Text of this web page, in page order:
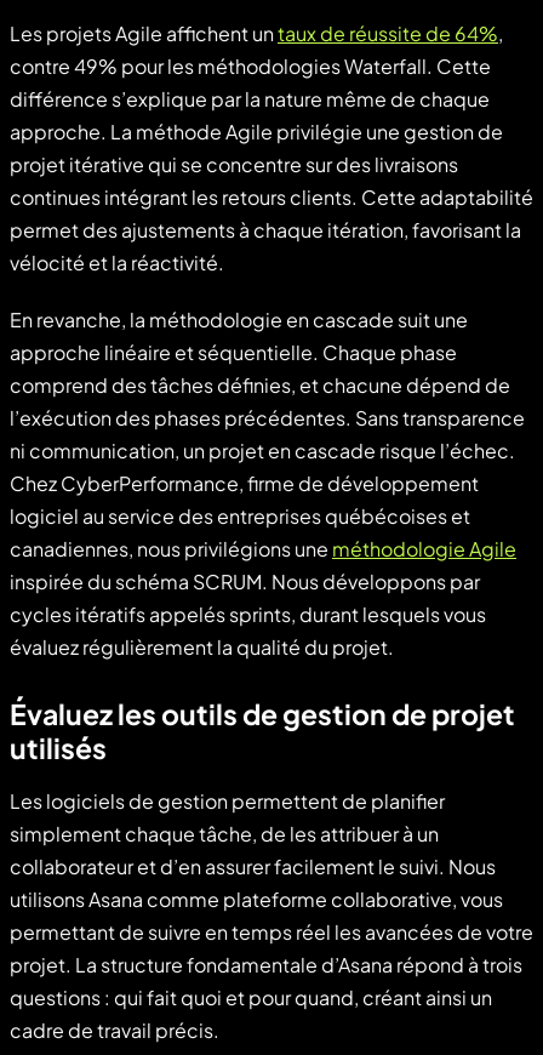
Les projets Agile affichent untaux de réussite de 64%,
contre 49% pour les méthodologies Waterfall. Cette
différence s’explique par la nature même de chaque
approche. La méthode Agile privilégie une gestion de
projet itérative qui se concentre sur des livraisons
continues intégrant les retours clients. Cette adaptabilité
permet des ajustements à chaque itération, favorisant la
vélocité et la réactivité.
En revanche, la méthodologie en cascade suit une
approche linéaire et séquentielle. Chaque phase
comprend des tâches définies, et chacune dépend de
l’exécution des phases précédentes. Sans transparence
ni communication, un projet en cascade risque l’échec.
Chez CyberPerformance, firme de développement
logiciel au service des entreprises québécoises et
canadiennes, nous privilégions une méthodologie Agile
inspirée du schéma SCRUM. Nous développons par
cycles itératifs appelés sprints, durant lesquels vous
évaluez régulièrement la qualité du projet.
Évaluez les outils de gestion de projet
utilisés
Les logiciels de gestion permettent de planifier
simplement chaque tâche, de les attribuer à un
collaborateur et d’en assurer facilement le suivi. Nous
utilisons Asana comme plateforme collaborative, vous
permettant de suivre en temps réel les avancées de votre
projet. La structure fondamentale d’Asana répond à trois
questions : qui fait quoi et pour quand, créant ainsi un
cadre de travail précis.